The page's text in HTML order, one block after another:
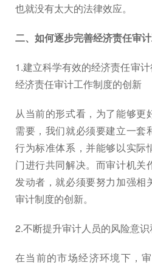
也就没有太大的法律效应。
二、如何逐步完善经济责任审
1.建立科学有效的经济责任审
经济责任审计工作制度的创新
从当前的形式看，为了能够更
需要，我们就必须要建立一套
行为标准体系，并能够以实际
门进行共同解决。而审计机关
发动者，就必须要努力加强相
审计制度的创新。
2.不断提升审计人员的风险意
在当前的市场经济环境下，